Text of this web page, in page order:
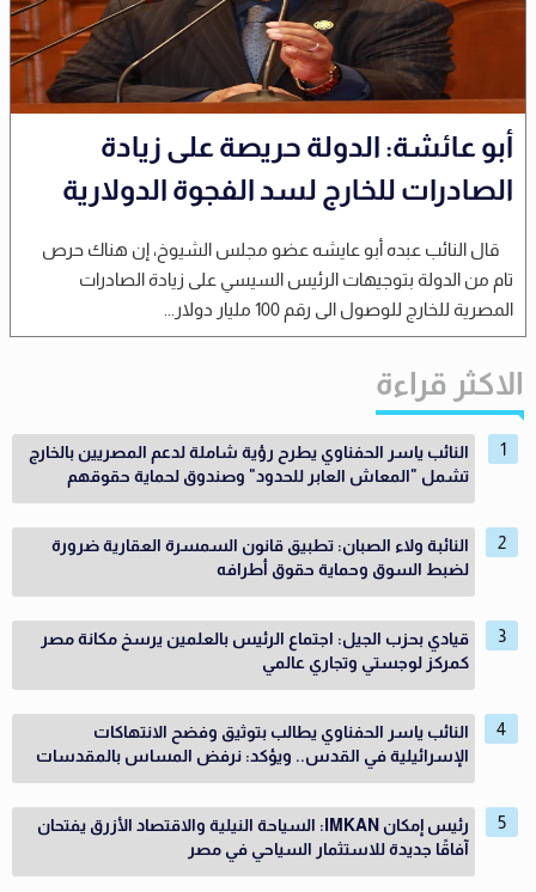
أبو عائشة: الدولة حريصة على زيادة
الصادرات للخارج لسد الفجوة الدولارية
قال النائب عبده أبو عايشه عضو مجلس الشيوخ، إن هناك حرص
تام من الدولة بتوجيهات الرئيس السيسي على زيادة الصادرات
المصرية للخارج للوصول الى رقم 100 مليار دولار...
الاكثر قراءة
النائب ياسر الحفناوي يطرح رؤية شاملة لدعم المصريين بالخارج
تشمل "المعاش العابر للحدود" وصندوق لحماية حقوقهم
النائبة ولاء الصبان: تطبيق قانون السمسرة العقارية ضرورة
لضبط السوق وحماية حقوق أطرافه
قيادي بحزب الجيل: اجتماع الرئيس بالعلمين يرسخ مكانة مصر
كمركز لوجستي وتجاري عالمي
النائب ياسر الحفناوي يطالب بتوثيق وفضح الانتهاكات
الإسرائيلية في القدس.. ويؤكد: نرفض المساس بالمقدسات
رئيس إمكان IMKAN: السياحة النيلية والاقتصاد الأزرق يفتحان
آفاقًا جديدة للاستثمار السياحي في مصر